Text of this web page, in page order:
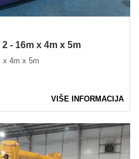
- 16m x 4m x 5m
x 4m x 5m
VIŠE INFORMACIJA